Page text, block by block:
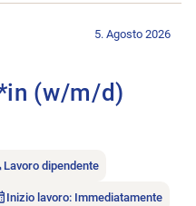
(w/m/d)
5. Agosto 2026
Lavoro dipendente
Inizio lavoro: Immediatamente